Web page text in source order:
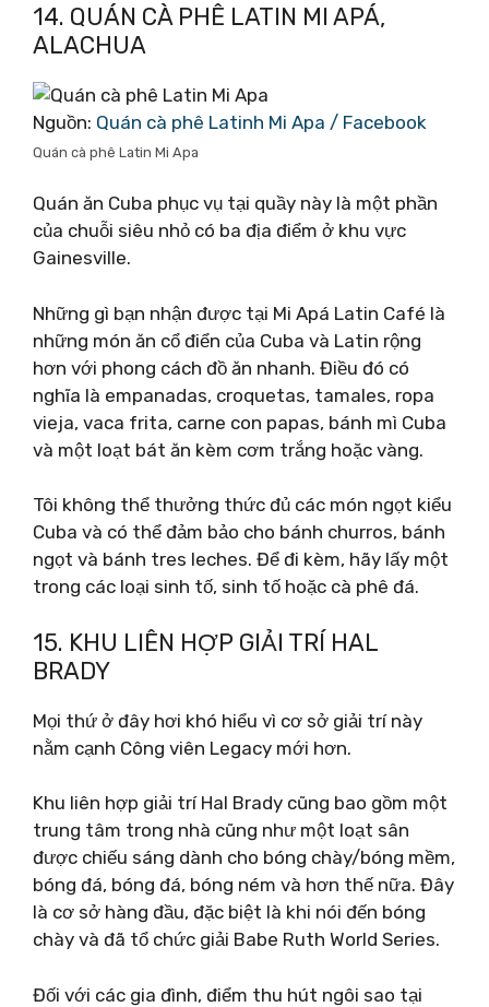
14. QUÁN CÀ PHÊ LATIN MI APÁ,
ALACHUA
Nguồn: Quán cà phê Latinh Mi Apa / Facebook
Quán cà phê Latin Mi Apa
Quán ăn Cuba phục vụ tại quầy này là một phần
của chuỗi siêu nhỏ có ba địa điểm ở khu vực
Gainesville.
Những gì bạn nhận được tại Mi Apá Latin Café là
những món ăn cổ điển của Cuba và Latin rộng
hơn với phong cách đồ ăn nhanh. Điều đó có
nghĩa là empanadas, croquetas, tamales, ropa
vieja, vaca frita, carne con papas, bánh mì Cuba
và một loạt bát ăn kèm cơm trắng hoặc vàng.
Tôi không thể thưởng thức đủ các món ngọt kiểu
Cuba và có thể đảm bảo cho bánh churros, bánh
ngọt và bánh tres leches. Để đi kèm, hãy lấy một
trong các loại sinh tố, sinh tố hoặc cà phê đá.
15. KHU LIÊN HỢP GIẢI TRÍ HAL
BRADY
Mọi thứ ở đây hơi khó hiểu vì cơ sở giải trí này
nằm cạnh Công viên Legacy mới hơn.
Khu liên hợp giải trí Hal Brady cũng bao gồm một
trung tâm trong nhà cũng như một loạt sân
được chiếu sáng dành cho bóng chày/bóng mềm,
bóng đá, bóng đá, bóng ném và hơn thế nữa. Đây
là cơ sở hàng đầu, đặc biệt là khi nói đến bóng
chày và đã tổ chức giải Babe Ruth World Series.
Đối với các gia đình, điểm thu hút ngôi sao tại